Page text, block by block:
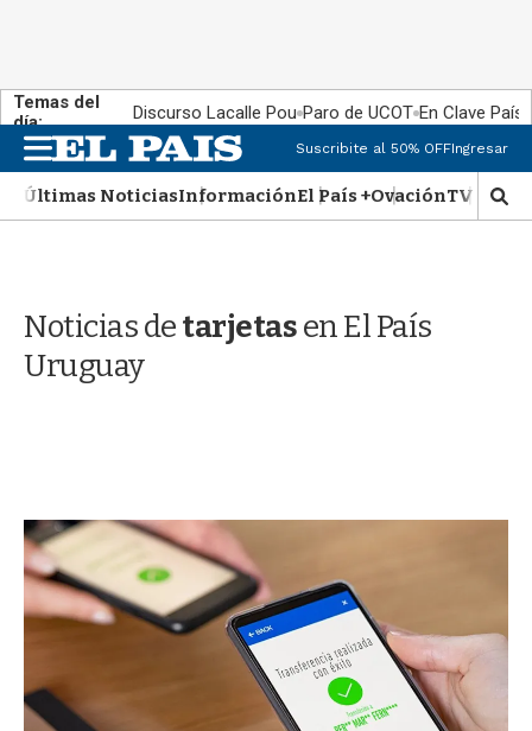
Temas del
día:
Discurso Lacalle Pou Paro de UCOT En Clave País
M
e
n
u
Suscribite al 50% OFFIngresar
Últimas NoticiasInformaciónEl País +OvaciónTV Show
M
o
d
Noticias detarjetasen El País
Uruguay